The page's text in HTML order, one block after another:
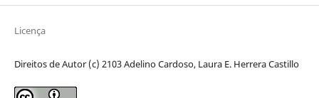
Licença
Direitos de Autor (c) 2103 Adelino Cardoso, Laura E. Herrera Castillo